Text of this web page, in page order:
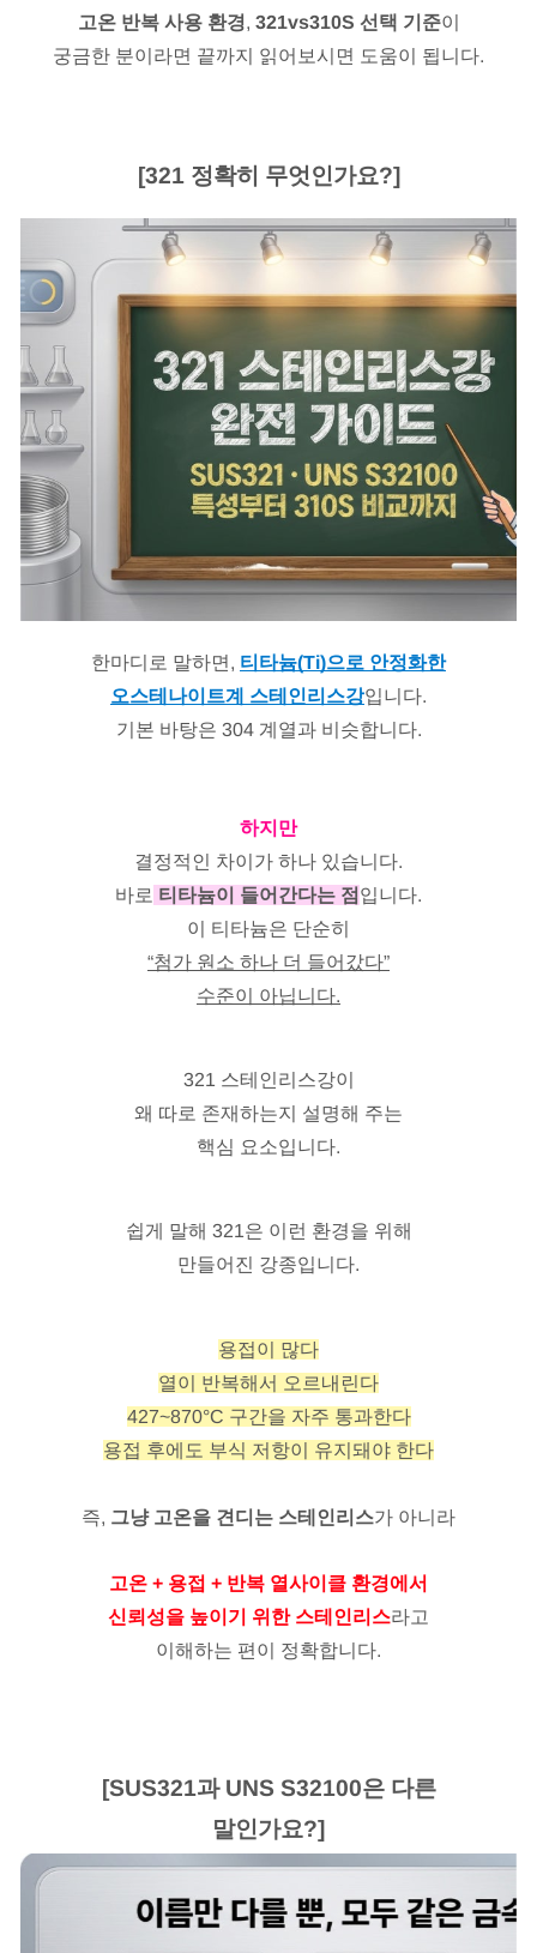
고온 반복 사용 환경, 321vs310S 선택 기준이
궁금한 분이라면 끝까지 읽어보시면 도움이 됩니다.
[321 정확히 무엇인가요?]
한마디로 말하면, 티타늄(Ti)으로 안정화한
오스테나이트계 스테인리스강입니다.
기본 바탕은 304 계열과 비슷합니다.
하지만
결정적인 차이가 하나 있습니다.
바로 티타늄이 들어간다는 점 입니다.
이 티타늄은 단순히
“첨가 원소 하나 더 들어갔다”
수준이 아닙니다.
321 스테인리스강이
왜 따로 존재하는지 설명해 주는
핵심 요소입니다.
쉽게 말해 321은 이런 환경을 위해
만들어진 강종입니다.
용접이 많다
열이 반복해서 오르내린다
427~870°C 구간을 자주 통과한다
용접 후에도 부식 저항이 유지돼야 한다
즉, 그냥 고온을 견디는 스테인리스가 아니라
고온 + 용접 + 반복 열사이클 환경에서
신뢰성을 높이기 위한 스테인리스라고
이해하는 편이 정확합니다.
[SUS321과 UNS S32100은 다른
말인가요?]